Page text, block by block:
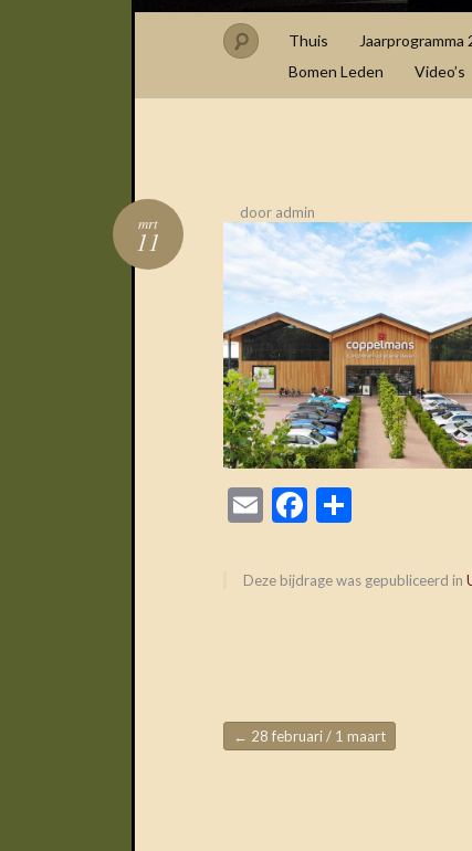
Thuis Jaarprogramma
Bomen Leden
Video’s
mrt
11
door admin
EmailFacebook
Deze bijdrage was gepubliceerd in
Berichtnavigatie
← 28 februari / 1 maart